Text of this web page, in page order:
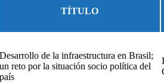
TÍTULO
Desarrollo de la infraestructura en Brasil;
un reto por la situación socio política del
país